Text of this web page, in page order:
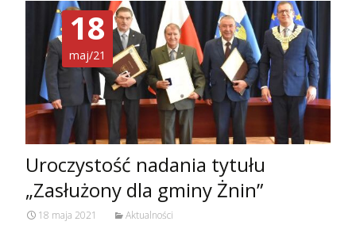
18
maj/21
Uroczystość nadania tytułu
„Zasłużony dla gminy Żnin”
18 maja 2021 Aktualności